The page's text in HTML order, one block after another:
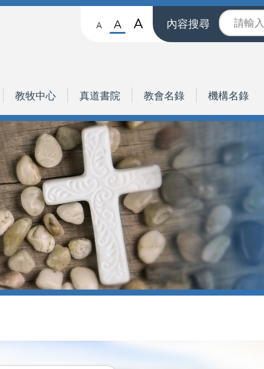
A A A 內容搜尋
教牧中心 真道書院 教會名錄 機構名錄